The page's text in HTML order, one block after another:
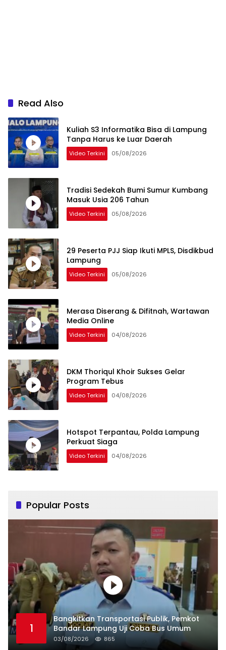
Read Also
Kuliah S3 Informatika Bisa di Lampung
Tanpa Harus ke Luar Daerah
Video Terkini 05/08/2026
Tradisi Sedekah Bumi Sumur Kumbang
Masuk Usia 206 Tahun
Video Terkini 05/08/2026
29 Peserta PJJ Siap Ikuti MPLS, Disdikbud
Lampung
Video Terkini 05/08/2026
Merasa Diserang & Difitnah, Wartawan
Media Online
Video Terkini 04/08/2026
DKM Thoriqul Khoir Sukses Gelar
Program Tebus
Video Terkini 04/08/2026
Hotspot Terpantau, Polda Lampung
Perkuat Siaga
Video Terkini 04/08/2026
Popular Posts
1
Bangkitkan Transportasi Publik, Pemkot
Bandar Lampung Uji Coba Bus Umum
03/08/2026 865